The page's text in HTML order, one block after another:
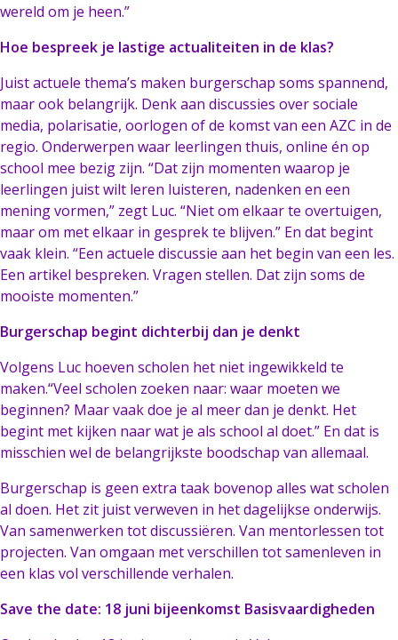
wereld om je heen.”
Hoe bespreek je lastige actualiteiten in de klas?
Juist actuele thema’s maken burgerschap soms spannend,
maar ook belangrijk. Denk aan discussies over sociale
media, polarisatie, oorlogen of de komst van een AZC in de
regio. Onderwerpen waar leerlingen thuis, online én op
school mee bezig zijn. “Dat zijn momenten waarop je
leerlingen juist wilt leren luisteren, nadenken en een
mening vormen,” zegt Luc. “Niet om elkaar te overtuigen,
maar om met elkaar in gesprek te blijven.” En dat begint
vaak klein. “Een actuele discussie aan het begin van een les.
Een artikel bespreken. Vragen stellen. Dat zijn soms de
mooiste momenten.”
Burgerschap begint dichterbij dan je denkt
Volgens Luc hoeven scholen het niet ingewikkeld te
maken.“Veel scholen zoeken naar: waar moeten we
beginnen? Maar vaak doe je al meer dan je denkt. Het
begint met kijken naar wat je als school al doet.” En dat is
misschien wel de belangrijkste boodschap van allemaal.
Burgerschap is geen extra taak bovenop alles wat scholen
al doen. Het zit juist verweven in het dagelijkse onderwijs.
Van samenwerken tot discussiëren. Van mentorlessen tot
projecten. Van omgaan met verschillen tot samenleven in
een klas vol verschillende verhalen.
Save the date: 18 juni bijeenkomst Basisvaardigheden